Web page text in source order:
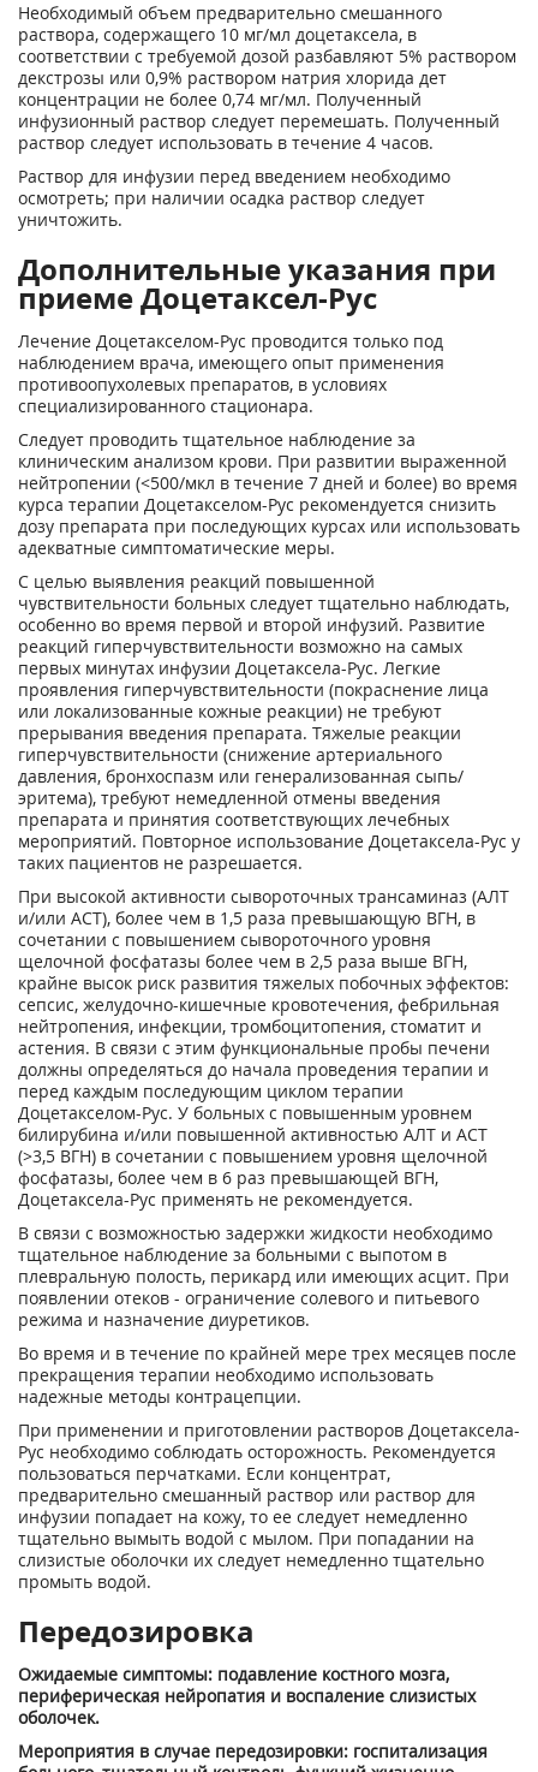
Необходимый объем предварительно смешанного
раствора, содержащего 10 мг/мл доцетаксела, в
соответствии с требуемой дозой разбавляют 5% раствором
декстрозы или 0,9% раствором натрия хлорида дет
концентрации не более 0,74 мг/мл. Полученный
инфузионный раствор следует перемешать. Полученный
раствор следует использовать в течение 4 часов.
Раствор для инфузии перед введением необходимо
осмотреть; при наличии осадка раствор следует
уничтожить.
Дополнительные указания при
приеме Доцетаксел-Рус
Лечение Доцетакселом-Рус проводится только под
наблюдением врача, имеющего опыт применения
противоопухолевых препаратов, в условиях
специализированного стационара.
Следует проводить тщательное наблюдение за
клиническим анализом крови. При развитии выраженной
нейтропении (<500/мкл в течение 7 дней и более) во время
курса терапии Доцетакселом-Рус рекомендуется снизить
дозу препарата при последующих курсах или использовать
адекватные симптоматические меры.
С целью выявления реакций повышенной
чувствительности больных следует тщательно наблюдать,
особенно во время первой и второй инфузий. Развитие
реакций гиперчувствительности возможно на самых
первых минутах инфузии Доцетаксела-Рус. Легкие
проявления гиперчувствительности (покраснение лица
или локализованные кожные реакции) не требуют
прерывания введения препарата. Тяжелые реакции
гиперчувствительности (снижение артериального
давления, бронхоспазм или генерализованная сыпь/
эритема), требуют немедленной отмены введения
препарата и принятия соответствующих лечебных
мероприятий. Повторное использование Доцетаксела-Рус у
таких пациентов не разрешается.
При высокой активности сывороточных трансаминаз (АЛТ
и/или ACT), более чем в 1,5 раза превышающую ВГН, в
сочетании с повышением сывороточного уровня
щелочной фосфатазы более чем в 2,5 раза выше ВГН,
крайне высок риск развития тяжелых побочных эффектов:
сепсис, желудочно-кишечные кровотечения, фебрильная
нейтропения, инфекции, тромбоцитопения, стоматит и
астения. В связи с этим функциональные пробы печени
должны определяться до начала проведения терапии и
перед каждым последующим циклом терапии
Доцетакселом-Рус. У больных с повышенным уровнем
билирубина и/или повышенной активностью АЛТ и ACT
(>3,5 ВГН) в сочетании с повышением уровня щелочной
фосфатазы, более чем в 6 раз превышающей ВГН,
Доцетаксела-Рус применять не рекомендуется.
В связи с возможностью задержки жидкости необходимо
тщательное наблюдение за больными с выпотом в
плевральную полость, перикард или имеющих асцит. При
появлении отеков - ограничение солевого и питьевого
режима и назначение диуретиков.
Во время и в течение по крайней мере трех месяцев после
прекращения терапии необходимо использовать
надежные методы контрацепции.
При применении и приготовлении растворов Доцетаксела-
Рус необходимо соблюдать осторожность. Рекомендуется
пользоваться перчатками. Если концентрат,
предварительно смешанный раствор или раствор для
инфузии попадает на кожу, то ее следует немедленно
тщательно вымыть водой с мылом. При попадании на
слизистые оболочки их следует немедленно тщательно
промыть водой.
Передозировка
Ожидаемые симптомы: подавление костного мозга,
периферическая нейропатия и воспаление слизистых
оболочек.
Мероприятия в случае передозировки: госпитализация